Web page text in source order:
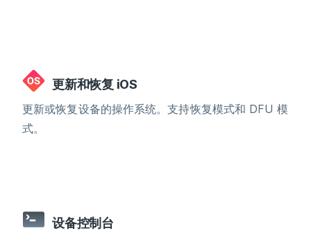
更新和恢复 iOS
更新或恢复设备的操作系统。支持恢复模式和 DFU 模
式。
设备控制台